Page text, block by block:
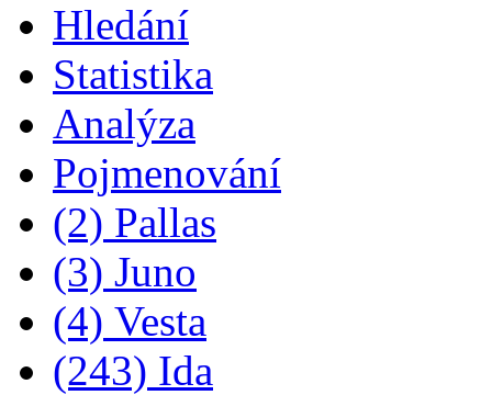
Hledání
Statistika
Analýza
Pojmenování
(2) Pallas
(3) Juno
(4) Vesta
(243) Ida